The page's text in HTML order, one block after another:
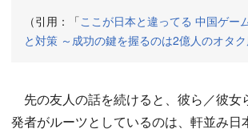
（引用：「ここが日本と違ってる 中国ゲー
と対策 ～成功の鍵を握るのは2億人のオタク
先の友人の話を続けると、彼ら／彼女
発者がルーツとしているのは、軒並み日